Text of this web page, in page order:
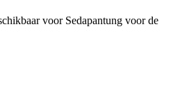
voor Sedapantung voor de